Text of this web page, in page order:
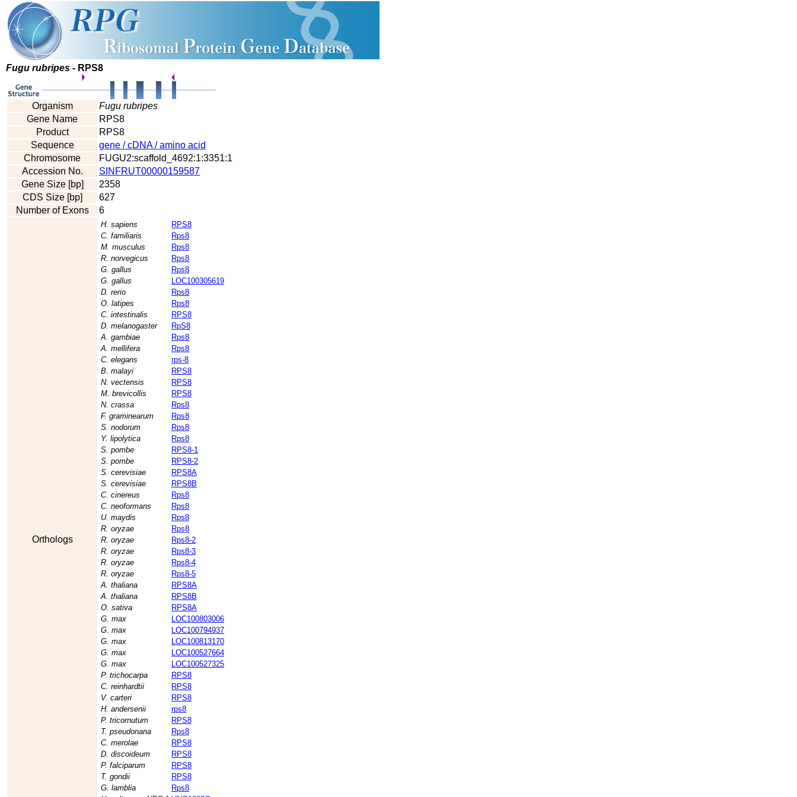
Fugu rubripes - RPS8
Organism
Fugu rubripes
Gene Name
RPS8
Product
RPS8
Sequence
gene / cDNA / amino acid
Chromosome
FUGU2:scaffold_4692:1:3351:1
Accession No.
SINFRUT00000159587
Gene Size [bp]
2358
CDS Size [bp]
627
Number of Exons
6
Orthologs
H. sapiens
RPS8
C. familiaris
Rps8
M. musculus
Rps8
R. norvegicus
Rps8
G. gallus
Rps8
G. gallus
LOC100305619
D. rerio
Rps8
O. latipes
Rps8
C. intestinalis
RPS8
D. melanogaster
RpS8
A. gambiae
Rps8
A. mellifera
Rps8
C. elegans
rps-8
B. malayi
RPS8
N. vectensis
RPS8
M. brevicollis
RPS8
N. crassa
Rps8
F. graminearum
Rps8
S. nodorum
Rps8
Y. lipolytica
Rps8
S. pombe
RPS8-1
S. pombe
RPS8-2
S. cerevisiae
RPS8A
S. cerevisiae
RPS8B
C. cinereus
Rps8
C. neoformans
Rps8
U. maydis
Rps8
R. oryzae
Rps8
R. oryzae
Rps8-2
R. oryzae
Rps8-3
R. oryzae
Rps8-4
R. oryzae
Rps8-5
A. thaliana
RPS8A
A. thaliana
RPS8B
O. sativa
RPS8A
G. max
LOC100803006
G. max
LOC100794937
G. max
LOC100813170
G. max
LOC100527664
G. max
LOC100527325
P. trichocarpa
RPS8
C. reinhardtii
RPS8
V. carteri
RPS8
H. andersenii
rps8
P. tricornutum
RPS8
T. pseudonana
Rps8
C. merolae
RPS8
D. discoideum
RPS8
P. falciparum
RPS8
T. gondii
RPS8
G. lamblia
Rps8